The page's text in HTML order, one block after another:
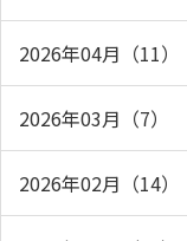
2026年04月（11）
2026年03月（7）
2026年02月（14）